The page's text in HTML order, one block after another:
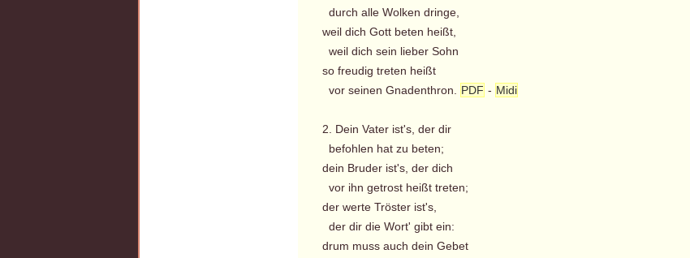
durch alle Wolken dringe,
weil dich Gott beten heißt,
weil dich sein lieber Sohn
so freudig treten heißt
vor seinen Gnadenthron.
PDF - Midi
2. Dein Vater ist's, der dir
befohlen hat zu beten;
dein Bruder ist's, der dich
vor ihn getrost heißt treten;
der werte Tröster ist's,
der dir die Wort' gibt ein:
drum muss auch dein Gebet